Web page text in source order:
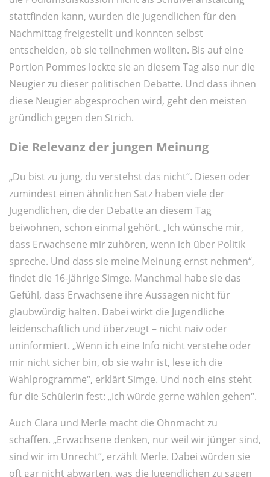
stattfinden kann, wurden die Jugendlichen für den
Nachmittag freigestellt und konnten selbst
entscheiden, ob sie teilnehmen wollten. Bis auf eine
Portion Pommes lockte sie an diesem Tag also nur die
Neugier zu dieser politischen Debatte. Und dass ihnen
diese Neugier abgesprochen wird, geht den meisten
gründlich gegen den Strich.
Die Relevanz der jungen Meinung
„Du bist zu jung, du verstehst das nicht“. Diesen oder
zumindest einen ähnlichen Satz haben viele der
Jugendlichen, die der Debatte an diesem Tag
beiwohnen, schon einmal gehört. „Ich wünsche mir,
dass Erwachsene mir zuhören, wenn ich über Politik
spreche. Und dass sie meine Meinung ernst nehmen“,
findet die 16-jährige Simge. Manchmal habe sie das
Gefühl, dass Erwachsene ihre Aussagen nicht für
glaubwürdig halten. Dabei wirkt die Jugendliche
leidenschaftlich und überzeugt – nicht naiv oder
uninformiert. „Wenn ich eine Info nicht verstehe oder
mir nicht sicher bin, ob sie wahr ist, lese ich die
Wahlprogramme“, erklärt Simge. Und noch eins steht
für die Schülerin fest: „Ich würde gerne wählen gehen“.
Auch Clara und Merle macht die Ohnmacht zu
schaffen. „Erwachsene denken, nur weil wir jünger sind,
sind wir im Unrecht“, erzählt Merle. Dabei würden sie
oft gar nicht abwarten, was die Jugendlichen zu sagen